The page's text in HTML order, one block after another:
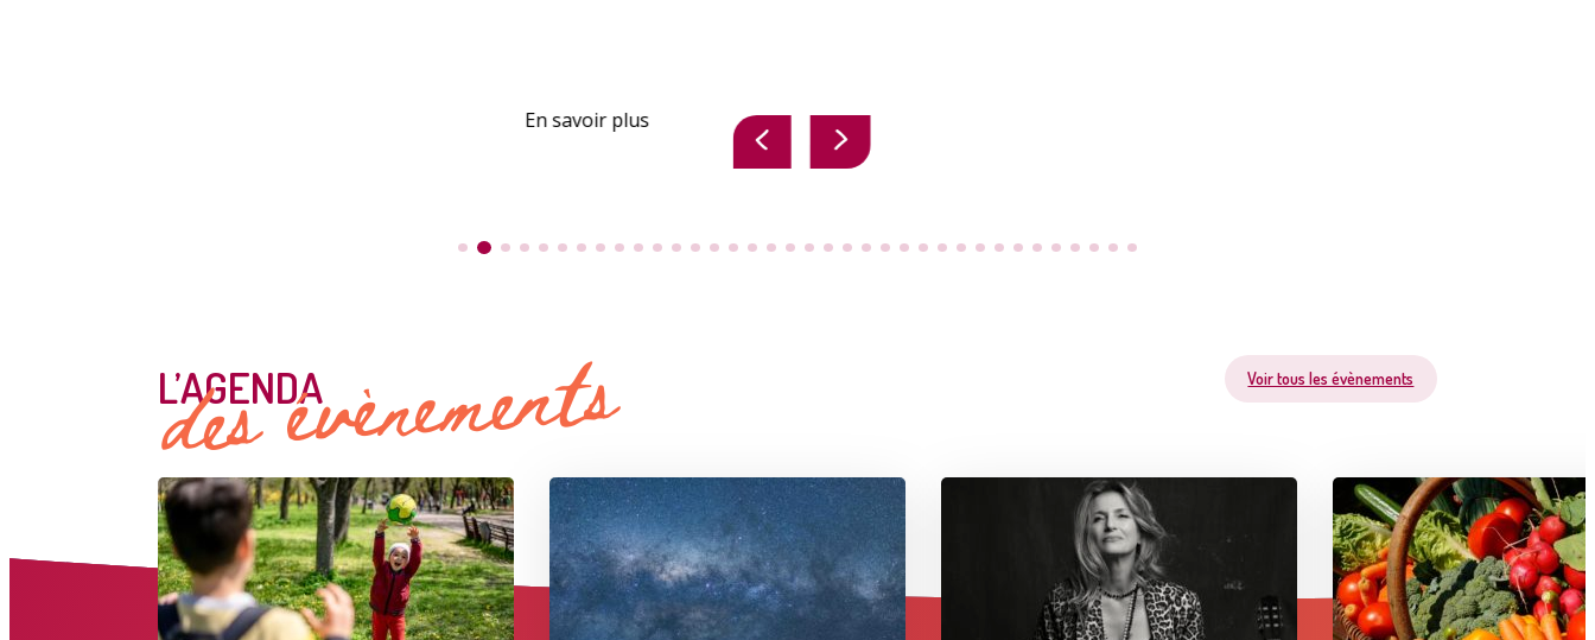
L’AGENDA
des évènements Voir tous les évènements